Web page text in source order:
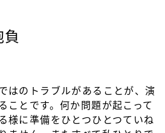
はのトラブルがあることが、演
ことです。何か問題が起こって
様に準備をひとつひとつていね